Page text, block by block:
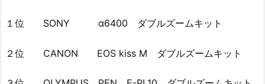
１位 SONY α6400 ダブルズームキット
２位 CANON EOS kiss M ダブルズームキット